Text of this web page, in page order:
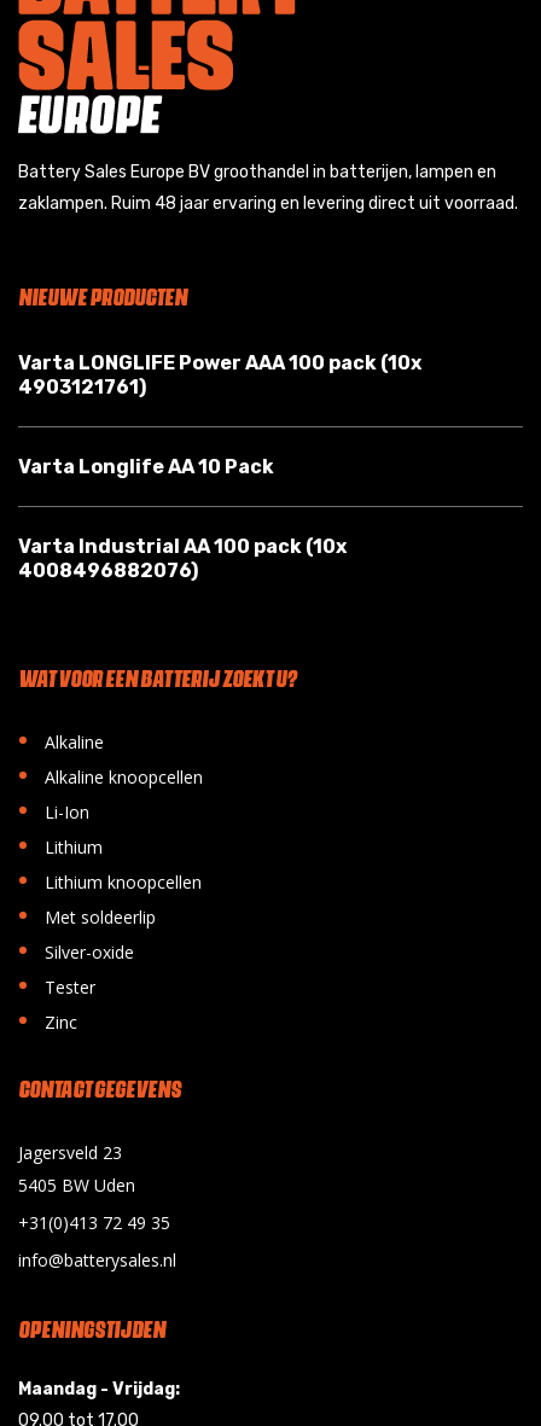
Battery Sales Europe BV groothandel in batterijen, lampen en
zaklampen. Ruim 48 jaar ervaring en levering direct uit voorraad.
NIEUWE PRODUCTEN
Varta LONGLIFE Power AAA 100 pack (10x
4903121761)
Varta Longlife AA 10 Pack
Varta Industrial AA 100 pack (10x
4008496882076)
WAT VOOR EEN BATTERIJ ZOEKT U?
• Alkaline
• Alkaline knoopcellen
• Li-Ion
• Lithium
• Lithium knoopcellen
• Met soldeerlip
• Silver-oxide
• Tester
• Zinc
CONTACT GEGEVENS
Jagersveld 23
5405 BW Uden
+31(0)413 72 49 35
info@batterysales.nl
OPENINGSTIJDEN
Maandag - Vrijdag:
09.00 tot 17.00